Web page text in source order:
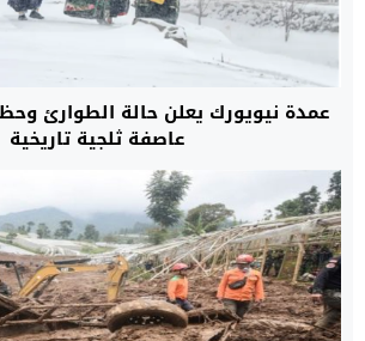
عمدة نيويورك يعلن حالة الطوارئ
عاصفة ثلجية تاريخية